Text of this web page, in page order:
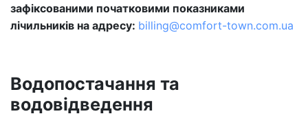
зафіксованими початковими показниками
лічильників на адресу: billing@comfort-town.com.ua
Водопостачання та
водовідведення